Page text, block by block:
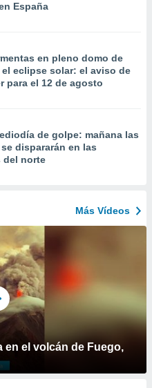
España
en pleno domo de
eclipse solar: el aviso de
para el 12 de agosto
de golpe: mañana las
dispararán en las
del norte
Más Vídeos
en el volcán de Fuego,